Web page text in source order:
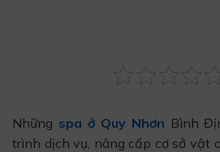
Những spa ở Quy Nhơn Bình
trình dịch vụ, nâng cấp cơ sở vật